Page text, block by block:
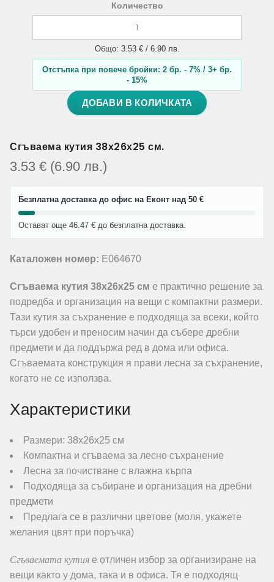
Количество
Общо: 3.53 € / 6.90 лв.
Отстъпка при повече бройки: 2 бр. - 7% / 3+ бр.
- 15%
ДОБАВИ В КОЛИЧКАТА
Сгъваема кутия 38х26х25 см.
3.53 € (6.90 лв.)
Безплатна доставка до офис на Еконт над 50 €
Остават още 46.47 € до безплатна доставка.
Каталожен номер: E064670
Сгъваема кутия 38х26х25 см е практично решение за
подредба и организация на вещи с компактни размери.
Тази кутия за съхранение е подходяща за всеки, който
търси удобен и преносим начин да събере дребни
предмети и да поддържа ред в дома или офиса.
Сгъваемата конструкция я прави лесна за съхранение,
когато не се използва.
Характеристики
Размери: 38х26х25 см
Компактна и сгъваема за лесно съхранение
Лесна за почистване с влажна кърпа
Подходяща за събиране и организация на дребни
предмети
Предлага се в различни цветове (моля, укажете
желания цвят при поръчка)
Сгъваемата кутия е отличен избор за организиране на
вещи както у дома, така и в офиса. Тя е подходящ